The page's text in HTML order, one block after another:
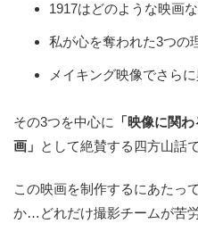
1917はどのような映画
私が心を奪われた3つの
メイキング映像でさら
その3つを中心に
「映像に関
画」 として絶賛する四方山話で
この映画を制作するにあたっ
か…どれだけ撮影チームが苦